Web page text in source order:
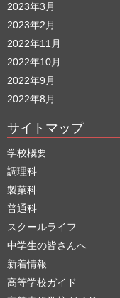
2023年3月
2023年2月
2022年11月
2022年10月
2022年9月
2022年8月
サイトマップ
学校概要
調理科
製菓科
普通科
スクールライフ
中学生の皆さんへ
新着情報
高等学校ガイド